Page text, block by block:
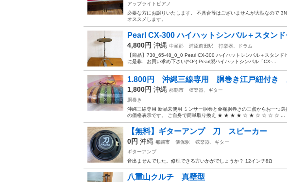
アップライトピアノ
必要な方にお譲りいたします。 不具合等はございませんが大型なので
オススメします。
Pearl CX-300 ハイハットシンバル＋スタンド
4,800円 沖縄 中頭郡 浦添前田駅
打楽器、ドラム
【商品】730_65-48_0_0 Pearl CX-300 ハイハットシンバル＋スタン
に是非、お買い求め下さい(^O^) Pearl製ハイハットシンバル「CX-...
1.800円 沖縄三線専用 胴巻き江戸紐付き
1,800円 沖縄 那覇市
弦楽器、ギター
胴巻き
沖縄三線専用 新品未使用 ミンサー胴巻と金襴胴巻きの三点からお一つ
の価格表示です。 ご自身で簡単取り換え ★ ★ ★ ★ ☆ ★ ☆ ☆ ☆ ☆ ...
【無料】ギターアンプ 刀 スピーカー
0円 沖縄 那覇市 儀保駅
弦楽器、ギター
ギターアンプ
音出ませんでした。修理できる方いかがでしょうか？ 12インチ8Ω
八重山クルチ 真壁型